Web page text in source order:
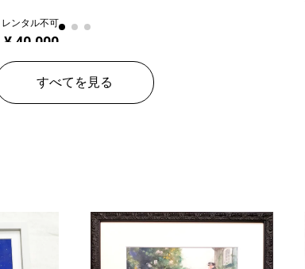
レンタル不可
¥ 40,000
すべてを見る